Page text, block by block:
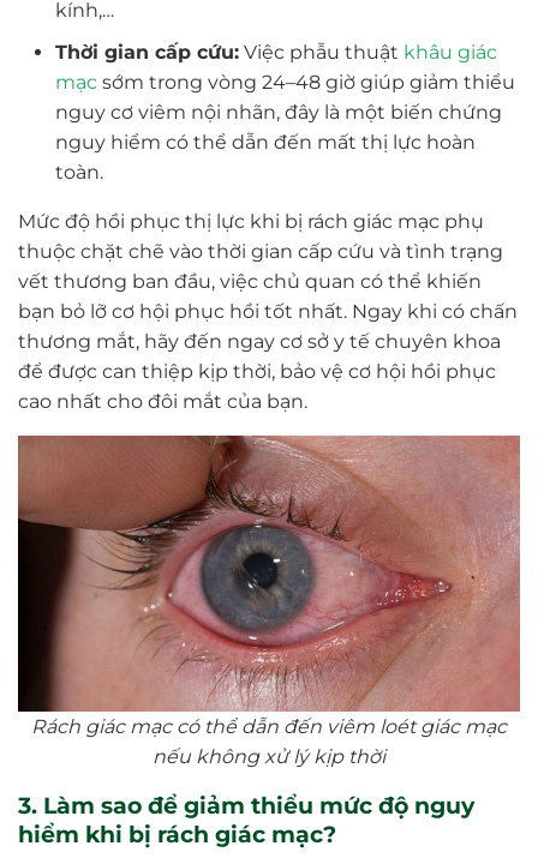
kính,…
Thời gian cấp cứu:Việc phẫu thuật khâu giác
mạcsớm trong vòng 24–48 giờ giúp giảm thiểu
nguy cơ viêm nội nhãn, đây là một biến chứng
nguy hiểm có thể dẫn đến mất thị lực hoàn
toàn.
Mức độ hồi phục thị lực khi bị rách giác mạc phụ
thuộc chặt chẽ vào thời gian cấp cứu và tình trạng
vết thương ban đầu, việc chủ quan có thể khiến
bạn bỏ lỡ cơ hội phục hồi tốt nhất. Ngay khi có chấn
thương mắt, hãy đến ngay cơ sở y tế chuyên khoa
để được can thiệp kịp thời, bảo vệ cơ hội hồi phục
cao nhất cho đôi mắt của bạn.
Rách giác mạc có thể dẫn đến viêm loét giác mạc
nếu không xử lý kịp thời
3. Làm sao để giảm thiểu mức độ nguy
hiểm khi bị rách giác mạc?